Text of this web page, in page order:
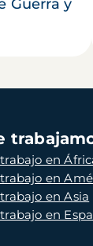
Guerra y
en
en
en Asia
en